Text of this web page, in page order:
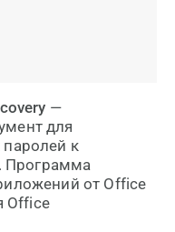
—
для
паролей к
Программа
от Office
Office